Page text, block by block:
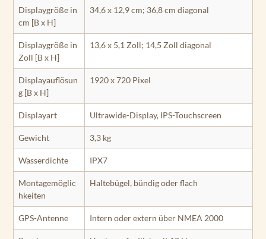
Displaygröße in
cm [B x H]
34,6 x 12,9 cm; 36,8 cm diagonal
Displaygröße in
Zoll [B x H]
13,6 x 5,1 Zoll; 14,5 Zoll diagonal
Displayauflösun
g [B x H]
1920 x 720 Pixel
Displayart Ultrawide-Display, IPS-Touchscreen
Gewicht 3,3 kg
Wasserdichte IPX7
Montagemöglic
hkeiten
Haltebügel, bündig oder flach
GPS-Antenne Intern oder extern über NMEA 2000